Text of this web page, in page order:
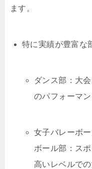
ます。
特に実績が豊富な
ダンス部：大
のパフォーマ
女子バレーボ
ボール部：ス
高いレベルで